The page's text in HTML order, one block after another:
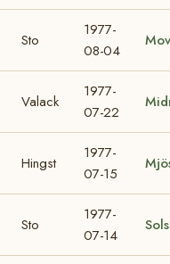
Sto
1977-
08-04
Valack
1977-
07-22
Hingst
1977-
07-15
Sto
1977-
07-14